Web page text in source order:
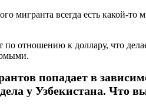
мигранта всегда есть какой-
отношению к доллару, что
попадает в
у Узбекистана. Что